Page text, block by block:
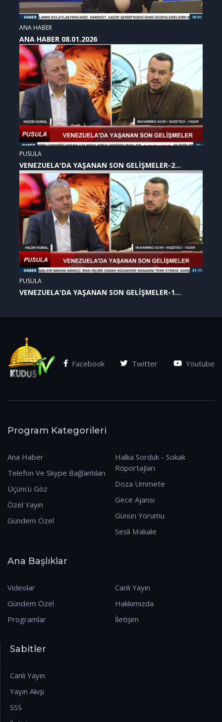
ANA HABER
ANA HABER 08.01.2026
PUSULA
VENEZUELA'DA YAŞANAN SON GELİŞMELER-2
(07.01.2026)
PUSULA
VENEZUELA'DA YAŞANAN SON GELİŞMELER-1
Facebook Twitter Youtube
Program Kategorileri
Ana Haber
Telefon Ve Skype Bağlantıları
Üçüncü Göz
Özel Yayın
Gündem Özel
Halka Sorduk - Sokak
Röportajları
Doza Ummete
Gece Ajansı
Günün Yorumu
Sesli Makale
Ana Başlıklar
Videolar
Gündem Özel
Programlar
Canlı Yayın
Hakkımızda
İletişim
Sabitler
Canlı Yayın
Yayın Akışı
SSS